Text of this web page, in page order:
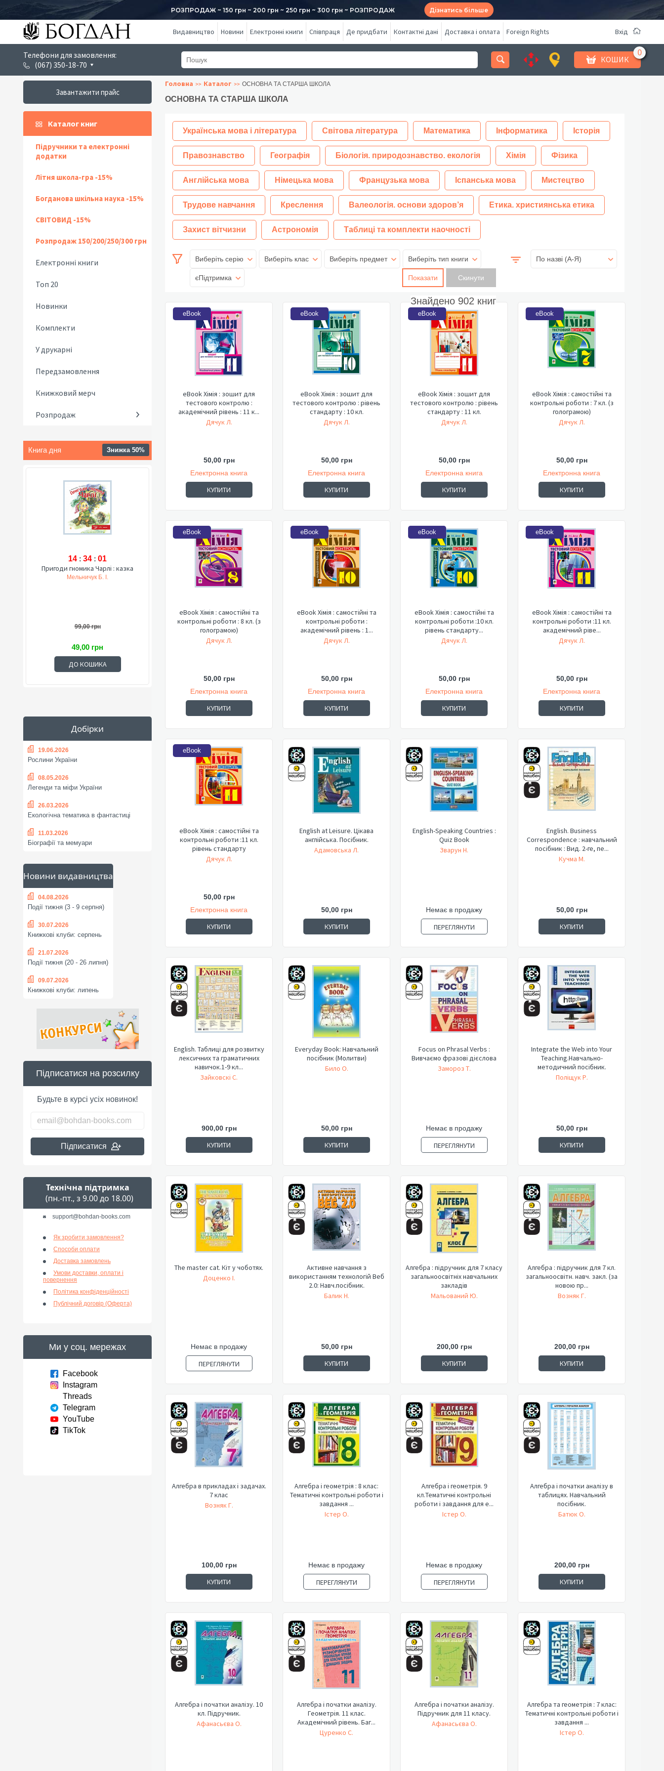
РОЗПРОДАЖ ~ 150 грн ~ 200 грн ~ 250 грн ~ 300 грн ~ РОЗПРОДАЖ Дізнатись більше
Видавництво Новини Електронні книги Співпраця Де придбати Контактні дані Доставка і оплата Foreign Rights Вхід
Телефони для замовлення:
(067) 350-18-70
КОШИК
Завантажити прайс
Каталог книг
Підручники та електронні
додатки
Літня школа-гра -15%
Богданова шкільна наука -15%
СВІТОВИД -15%
Розпродаж 150/200/250/300 грн
Електронні книги
Топ 20
Новинки
Комплекти
У друкарні
Передзамовлення
Книжковий мерч
Розпродаж
Книга дня Знижка 50%
14 : 34 : 00
Пригоди гномика Чарлі : казка
Мельничук Б. І.
99,00 грн
49,00 грн
ДО КОШИКА
Добірки
19.06.2026
Рослини України
08.05.2026
Легенди та міфи України
26.03.2026
Екологічна тематика в фантастиці
11.03.2026
Біографії та мемуари
Новини видавництва
04.08.2026
Події тижня (3 - 9 серпня)
30.07.2026
Книжкові клуби: серпень
21.07.2026
Події тижня (20 - 26 липня)
09.07.2026
Книжкові клуби: липень
Підписатися на розсилку
Будьте в курсі усіх новинок!
Підписатися
Технічна підтримка
(пн.-пт., з 9.00 до 18.00)
support@bohdan-books.com
Як зробити замовлення?
Способи оплати
Доставка замовлень
Умови доставки, оплати і
повернення
Політика конфіденційності
Публічний договір (Оферта)
Ми у соц. мережах
Facebook
Instagram
Threads
Telegram
YouTube
TikTok
Головна Каталог ОСНОВНА ТА СТАРША ШКОЛА
ОСНОВНА ТА СТАРША ШКОЛА
Українська мова і література Світова література Математика Інформатика Історія
Правознавство Географія Біологія. природознавство. екологія Хімія Фізика
Англійська мова Німецька мова Французька мова Іспанська мова Мистецтво
Трудове навчання Креслення Валеологія. основи здоров’я Етика. християнська етика
Захист вітчизни Астрономія Таблиці та комплекти наочності
Виберіть серію Виберіть клас Виберіть предмет Виберіть тип книги
єПідтримка Показати
Знайдено 902 книг
По назві (A-Я)
eBook
eBook Хімія : зошит для
тестового контролю :
академічний рівень : 11 к...
Дячук Л.
50,00 грн
Електронна книга
КУПИТИ
eBook
eBook Хімія : зошит для
тестового контролю : рівень
стандарту : 10 кл.
Дячук Л.
50,00 грн
Електронна книга
КУПИТИ
eBook
eBook Хімія : зошит для
тестового контролю : рівень
стандарту : 11 кл.
Дячук Л.
50,00 грн
Електронна книга
КУПИТИ
eBook
eBook Хімія : самостійні та
контрольні роботи : 7 кл. (з
голограмою)
Дячук Л.
50,00 грн
Електронна книга
КУПИТИ
eBook
eBook Хімія : самостійні та
контрольні роботи : 8 кл. (з
голограмою)
Дячук Л.
50,00 грн
Електронна книга
КУПИТИ
eBook
eBook Хімія : самостійні та
контрольні роботи :
академічний рівень : 1...
Дячук Л.
50,00 грн
Електронна книга
КУПИТИ
eBook
eBook Хімія : самостійні та
контрольні роботи :10 кл.
рівень стандарту...
Дячук Л.
50,00 грн
Електронна книга
КУПИТИ
eBook
eBook Хімія : самостійні та
контрольні роботи :11 кл.
академічний ріве...
Дячук Л.
50,00 грн
Електронна книга
КУПИТИ
eBook
eBook Хімія : самостійні та
контрольні роботи :11 кл.
рівень стандарту
Дячук Л.
50,00 грн
Електронна книга
КУПИТИ
English at Leisure. Цікава
англійська. Посібник.
Адамовська Л.
50,00 грн
КУПИТИ
English-Speaking Countries :
Quiz Book
Зварун Н.
Немає в продажу
ПЕРЕГЛЯНУТИ
English. Business
Correspondence : навчальний
посібник : Вид. 2-ге, пе...
Кучма М.
50,00 грн
КУПИТИ
English. Таблиці для розвитку
лексичних та граматичних
навичок.1-9 кл...
Зайковскі С.
900,00 грн
КУПИТИ
Everyday Book: Навчальний
посібник (Молитви)
Било О.
50,00 грн
КУПИТИ
Focus on Phrasal Verbs :
Вивчаємо фразові дієслова
Замороз Т.
Немає в продажу
ПЕРЕГЛЯНУТИ
Integrate the Web into Your
Teaching.Навчально-
методичний посібник.
Поліщук Р.
50,00 грн
КУПИТИ
The master cat. Кіт у чоботях.
Доценко І.
Немає в продажу
ПЕРЕГЛЯНУТИ
Активне навчання з
використанням технологій Веб
2.0: Навч.посібник.
Балик Н.
50,00 грн
КУПИТИ
Алгебра : підручник для 7 класу
загальноосвітніх навчальних
закладів
Мальований Ю.
200,00 грн
КУПИТИ
Алгебра : підручник для 7 кл.
загальноосвітн. навч. закл. (за
новою пр...
Возняк Г.
200,00 грн
КУПИТИ
Алгебра в прикладах і задачах.
7 клас
Возняк Г.
100,00 грн
КУПИТИ
Алгебра і геометрія : 8 клас:
Тематичні контрольні роботи і
завдання ...
Істер О.
Немає в продажу
ПЕРЕГЛЯНУТИ
Алгебра і геометрія. 9
кл.Тематичні контрольні
роботи і завдання для е...
Істер О.
Немає в продажу
ПЕРЕГЛЯНУТИ
Алгебра і початки аналізу в
таблицях. Навчальний
посібник.
Батюк О.
200,00 грн
КУПИТИ
Алгебра і початки аналізу. 10
кл. Підручник.
Афанасьєва О.
Алгебра і початки аналізу.
Геометрія. 11 клас.
Академічний рівень. Баг...
Цуренко С.
Алгебра і початки аналізу.
Підручник для 11 класу.
Афанасьєва О.
Алгебра та геометрія : 7 клас:
Тематичні контрольні роботи і
завдання ...
Істер О.